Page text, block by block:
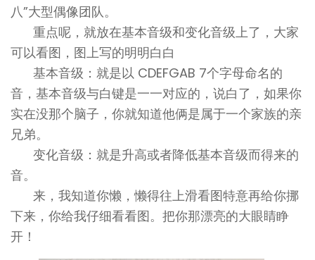
八”大型偶像团队。
重点呢，就放在基本音级和变化音级上了，大家
可以看图，图上写的明明白白
基本音级：就是以 CDEFGAB 7个字母命名的
音，基本音级与白键是一一对应的，说白了，如果你
实在没那个脑子，你就知道他俩是属于一个家族的亲
兄弟。
变化音级：就是升高或者降低基本音级而得来的
音。
来，我知道你懒，懒得往上滑看图特意再给你挪
下来，你给我仔细看看图。把你那漂亮的大眼睛睁
开！